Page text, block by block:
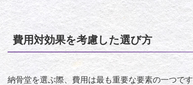
費用対効果を考慮した選び方
納骨堂を選ぶ際、費用は最も重要な要素の一つで